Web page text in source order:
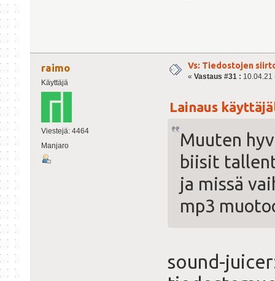
raimo
Käyttäjä
Viestejä: 4464
Manjaro
Vs: Tiedostojen
« Vastaus #31 : 10.04.21
Lainaus
Muuten
biisit
ja missä
mp3
sound-